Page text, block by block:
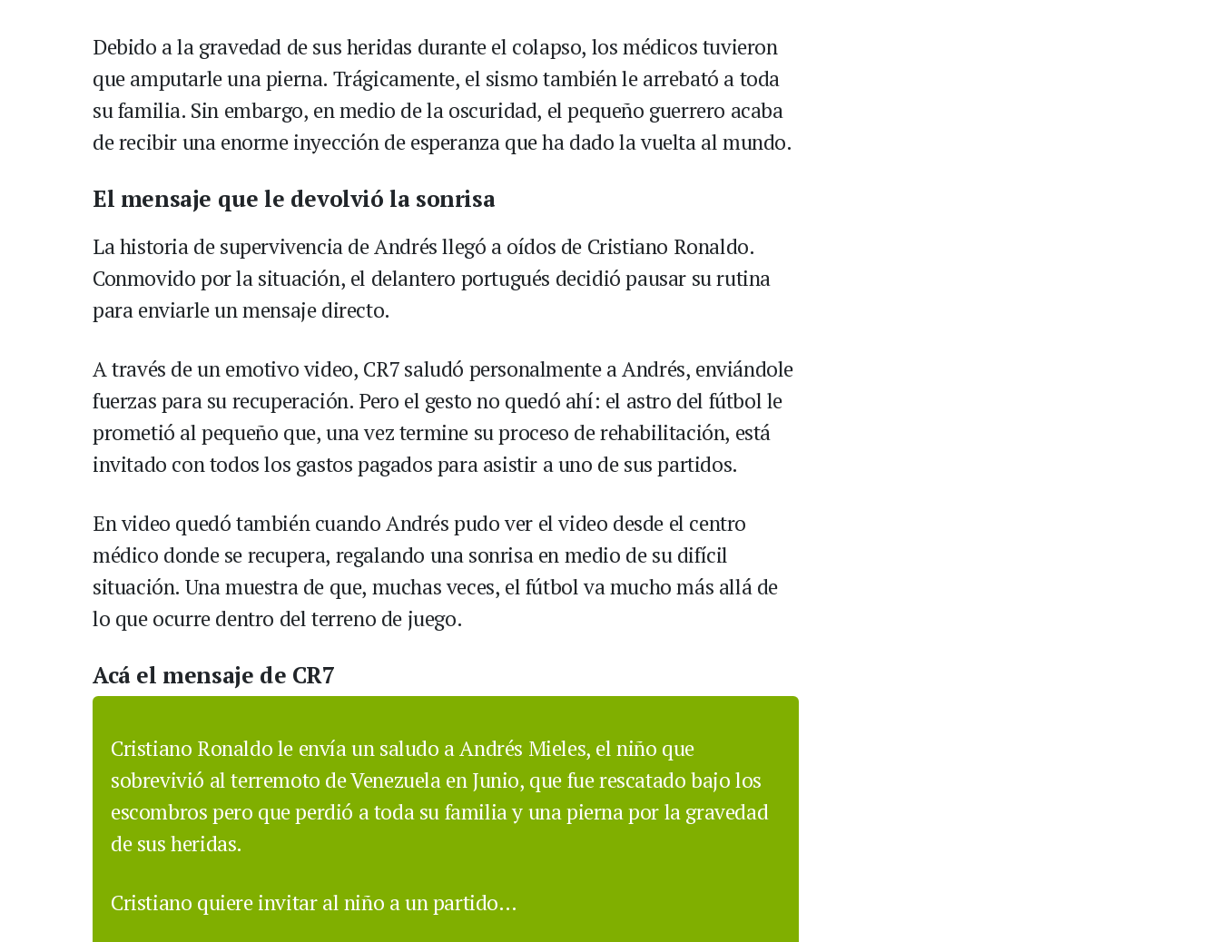
Debido a la gravedad de sus heridas durante el colapso, los médicos tuvieron
que amputarle una pierna. Trágicamente, el sismo también le arrebató a toda
su familia. Sin embargo, en medio de la oscuridad, el pequeño guerrero acaba
de recibir una enorme inyección de esperanza que ha dado la vuelta al mundo.
El mensaje que le devolvió la sonrisa
La historia de supervivencia de Andrés llegó a oídos de Cristiano Ronaldo.
Conmovido por la situación, el delantero portugués decidió pausar su rutina
para enviarle un mensaje directo.
A través de un emotivo video, CR7 saludó personalmente a Andrés, enviándole
fuerzas para su recuperación. Pero el gesto no quedó ahí: el astro del fútbol le
prometió al pequeño que, una vez termine su proceso de rehabilitación, está
invitado con todos los gastos pagados para asistir a uno de sus partidos.
En video quedó también cuando Andrés pudo ver el video desde el centro
médico donde se recupera, regalando una sonrisa en medio de su difícil
situación. Una muestra de que, muchas veces, el fútbol va mucho más allá de
lo que ocurre dentro del terreno de juego.
Acá el mensaje de CR7
Cristiano Ronaldo le envía un saludo a Andrés Mieles, el niño que
sobrevivió al terremoto de Venezuela en Junio, que fue rescatado bajo los
escombros pero que perdió a toda su familia y una pierna por la gravedad
de sus heridas.
Cristiano quiere invitar al niño a un partido…